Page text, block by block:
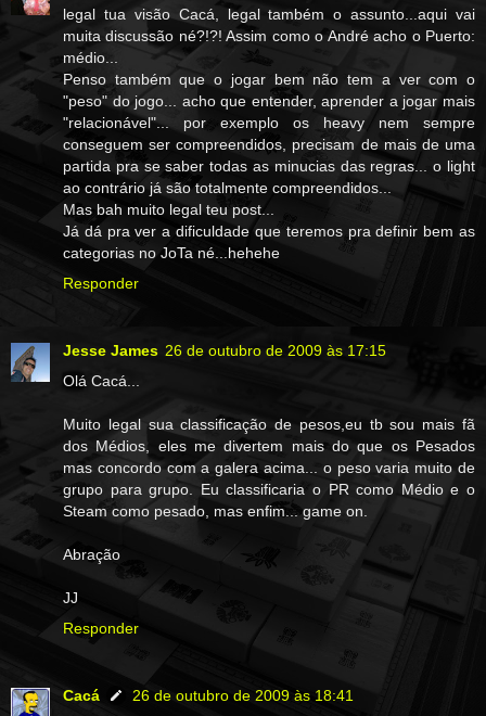
legal tua visão Cacá, legal também o assunto...aqui vai
muita discussão né?!?! Assim como o André acho o Puerto:
médio...
Penso também que o jogar bem não tem a ver com o
"peso" do jogo... acho que entender, aprender a jogar mais
"relacionável"... por exemplo os heavy nem sempre
conseguem ser compreendidos, precisam de mais de uma
partida pra se saber todas as minucias das regras... o light
ao contrário já são totalmente compreendidos...
Mas bah muito legal teu post...
Já dá pra ver a dificuldade que teremos pra definir bem as
categorias no JoTa né...hehehe
Responder
Jesse James 26 de outubro de 2009 às 17:15
Olá Cacá...
Muito legal sua classificação de pesos,eu tb sou mais fã
dos Médios, eles me divertem mais do que os Pesados
mas concordo com a galera acima... o peso varia muito de
grupo para grupo. Eu classificaria o PR como Médio e o
Steam como pesado, mas enfim... game on.
Abração
JJ
Responder
Cacá
26 de outubro de 2009 às 18:41